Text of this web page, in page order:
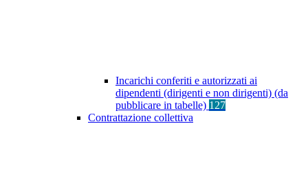
Incarichi conferiti e autorizzati ai
dipendenti (dirigenti e non dirigenti) (da
pubblicare in tabelle) 127
Contrattazione collettiva